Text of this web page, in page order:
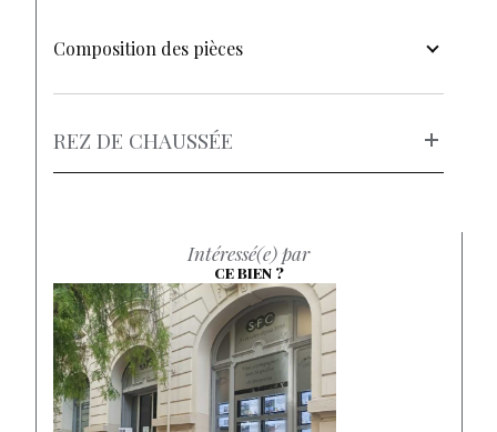
Composition des pièces
REZ DE CHAUSSÉE
Intéressé(e) par
CE BIEN ?